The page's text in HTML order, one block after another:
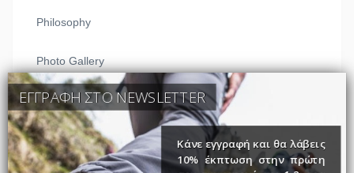
Philosophy
Photo Gallery
Πολιτική απορρήτου
Destinations
ΕΓΓΡΑΦΗ ΣΤΟ NEWSLETTER
Κάνε εγγραφή και θα λάβεις
10% έκπτωση στην πρώτη